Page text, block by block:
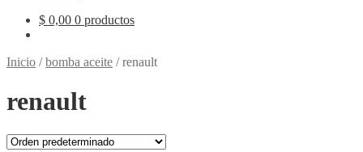
$ 0,00 0 productos
Inicio /bomba aceite /renault
renault